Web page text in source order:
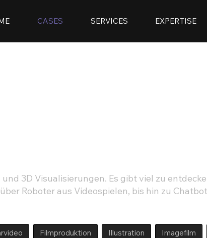
CASES SERVICES EXPERTISE
3D Visualisierungen. Es gibt viel zu
Roboter aus Videospielen, bis hin zu
Filmproduktion Illustration Imagefilm